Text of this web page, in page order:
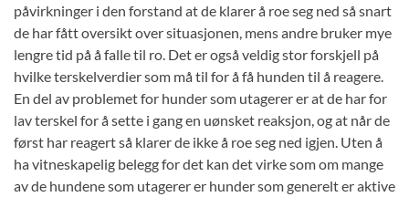
påvirkninger i den forstand at de klarer å roe seg ned så snart
de har fått oversikt over situasjonen, mens andre bruker mye
lengre tid på å falle til ro. Det er også veldig stor forskjell på
hvilke terskelverdier som må til for å få hunden til å reagere.
En del av problemet for hunder som utagerer er at de har for
lav terskel for å sette i gang en uønsket reaksjon, og at når de
først har reagert så klarer de ikke å roe seg ned igjen. Uten å
ha vitneskapelig belegg for det kan det virke som om mange
av de hundene som utagerer er hunder som generelt er aktive